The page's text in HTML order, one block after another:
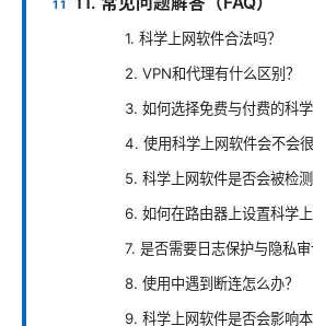
1. 科学上网软件合法吗？
2. VPN和代理有什么区别？
3. 如何选择免费与付费的科学
4. 使用科学上网软件会不会很
5. 科学上网软件是否会被检测
6. 如何在路由器上设置科学上
7. 是否需要日志保护与隐私审
8. 使用中遇到断连怎么办？
9. 科学上网软件是否会影响本